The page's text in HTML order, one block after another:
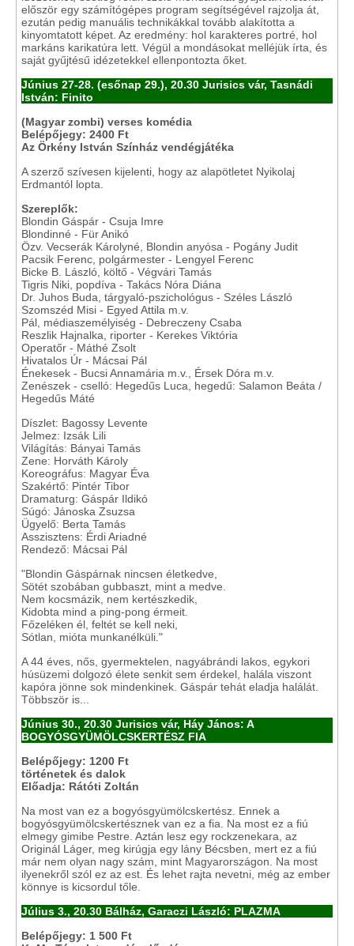
először egy számítógépes program segítségével rajzolja át,
ezután pedig manuális technikákkal tovább alakította a
kinyomtatott képet. Az eredmény: hol karakteres portré, hol
markáns karikatúra lett. Végül a mondásokat melléjük írta, és
saját gyűjtésű idézetekkel ellenpontozta őket.
Június 27-28. (esőnap 29.), 20.30 Jurisics vár, Tasnádi
István: Finito
(Magyar zombi) verses komédia
Belépőjegy: 2400 Ft
Az Örkény István Színház vendégjátéka
A szerző szívesen kijelenti, hogy az alapötletet Nyikolaj
Erdmantól lopta.
Szereplők:
Blondin Gáspár - Csuja Imre
Blondinné - Für Anikó
Özv. Vecserák Károlyné, Blondin anyósa - Pogány Judit
Pacsik Ferenc, polgármester - Lengyel Ferenc
Bicke B. László, költő - Végvári Tamás
Tigris Niki, popdíva - Takács Nóra Diána
Dr. Juhos Buda, tárgyaló-pszichológus - Széles László
Szomszéd Misi - Egyed Attila m.v.
Pál, médiaszemélyiség - Debreczeny Csaba
Reszlik Hajnalka, riporter - Kerekes Viktória
Operatőr - Máthé Zsolt
Hivatalos Úr - Mácsai Pál
Énekesek - Bucsi Annamária m.v., Érsek Dóra m.v.
Zenészek - cselló: Hegedűs Luca, hegedű: Salamon Beáta /
Hegedűs Máté
Díszlet: Bagossy Levente
Jelmez: Izsák Lili
Világítás: Bányai Tamás
Zene: Horváth Károly
Koreográfus: Magyar Éva
Szakértő: Pintér Tibor
Dramaturg: Gáspár Ildikó
Súgó: Jánoska Zsuzsa
Ügyelő: Berta Tamás
Asszisztens: Érdi Ariadné
Rendező: Mácsai Pál
"Blondin Gáspárnak nincsen életkedve,
Sötét szobában gubbaszt, mint a medve.
Nem kocsmázik, nem kertészkedik,
Kidobta mind a ping-pong érmeit.
Főzeléken él, feltét se kell neki,
Sótlan, mióta munkanélküli."
A 44 éves, nős, gyermektelen, nagyábrándi lakos, egykori
húsüzemi dolgozó élete senkit sem érdekel, halála viszont
kapóra jönne sok mindenkinek. Gáspár tehát eladja halálát.
Többször is...
Június 30., 20.30 Jurisics vár, Háy János: A
BOGYÓSGYÜMÖLCSKERTÉSZ FIA
Belépőjegy: 1200 Ft
történetek és dalok
Előadja: Rátóti Zoltán
Na most van ez a bogyósgyümölcskertész. Ennek a
bogyósgyümölcskertésznek van ez a fia. Na most ez a fiú
elmegy gimibe Pestre. Aztán lesz egy rockzenekara, az
Originál Láger, meg kirúgja egy lány Bécsben, mert ez a fiú
már nem olyan nagy szám, mint Magyarországon. Na most
ilyenekről szól ez az est. És lehet rajta nevetni, még az ember
könnye is kicsordul tőle.
Július 3., 20.30 Bálház, Garaczi László: PLAZMA
Belépőjegy: 1 500 Ft